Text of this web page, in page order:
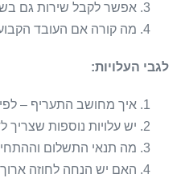
אפשר לקבל שירות גם
מה קורה אם העובד
לגבי העלויות:
איך מחושב התעריף –
יש עלויות נוספות שצריך
מה תנאי התשלום
האם יש הנחה לחוזה ארוך